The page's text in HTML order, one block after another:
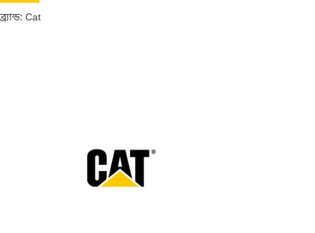
ব্র্যান্ড: Cat